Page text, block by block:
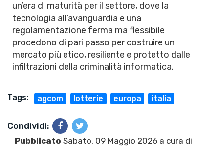
un’era di maturità per il settore, dove la
tecnologia all’avanguardia e una
regolamentazione ferma ma flessibile
procedono di pari passo per costruire un
mercato più etico, resiliente e protetto dalle
infiltrazioni della criminalità informatica.
Tags: agcom lotterie europa italia
Condividi:
Pubblicato Sabato, 09 Maggio 2026 a cura di